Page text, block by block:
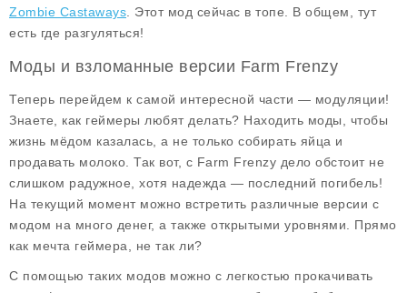
Zombie Castaways . Этот мод сейчас в топе. В общем, тут
есть где разгуляться!
Моды и взломанные версии Farm Frenzy
Теперь перейдем к самой интересной части — модуляции!
Знаете, как геймеры любят делать? Находить моды , чтобы
жизнь мёдом казалась, а не только собирать яйца и
продавать молоко. Так вот, с Farm Frenzy дело обстоит не
слишком радужное, хотя надежда — последний погибель!
На текущий момент можно встретить различные версии с
модом на много денег, а также открытыми уровнями. Прямо
как мечта геймера, не так ли?
С помощью таких модов можно с легкостью прокачивать